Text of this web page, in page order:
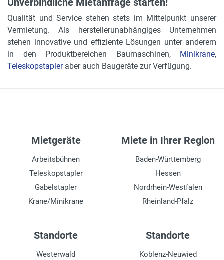
Qualität und Service stehen stets im Mittelpunkt unserer
Vermietung. Als herstellerunabhängiges Unternehmen
stehen innovative und effiziente Lösungen unter anderem
in den Produktbereichen Baumaschinen, Minikrane,
Teleskopstapleraber auch Baugeräte zur Verfügung.
Mietgeräte
Arbeitsbühnen
Teleskopstapler
Gabelstapler
Krane/Minikrane
Miete in Ihrer Region
Baden-Württemberg
Hessen
Nordrhein-Westfalen
Rheinland-Pfalz
Standorte
Westerwald
Standorte
Koblenz-Neuwied